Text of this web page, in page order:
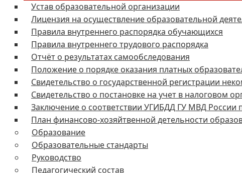
Устав образовательной организации
Лицензия на осуществление образовательной
Правила внутреннего распорядка обучающихся
Правила внутреннего трудового распорядка
Отчёт о результатах самообследования
Положение о порядке оказания платных
Свидетельство о государственной регистрации
Свидетельство о постановке на учет в налоговом
Заключение о соответствии УГИБДД ГУ МВД России
План финансово-хозяйтвенной детельности
Образование
Образовательные стандарты
Руководство
Педагогический состав